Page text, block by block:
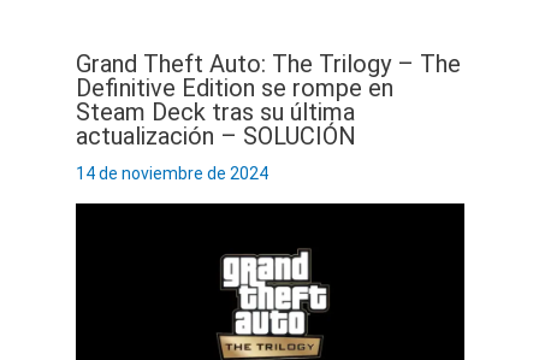
Grand Theft Auto: The Trilogy – The
Definitive Edition se rompe en
Steam Deck tras su última
actualización – SOLUCIÓN
14 de noviembre de 2024